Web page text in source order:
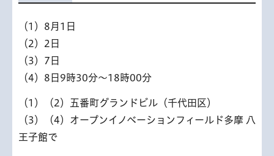
（1）8月1日
（2）2日
（3）7日
（4）8日9時30分～18時00分
（1）（2）五番町グランドビル（千代田区）
（3）（4）オープンイノベーションフィールド多摩 八
王子館で